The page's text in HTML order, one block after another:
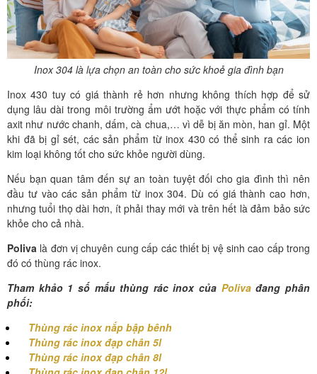
Inox 304 là lựa chọn an toàn cho sức khoẻ gia đình bạn
Inox 430 tuy có giá thành rẻ hơn nhưng không thích hợp để sử
dụng lâu dài trong môi trường ẩm ướt hoặc với thực phẩm có tính
axit như nước chanh, dấm, cà chua,… vì dễ bị ăn mòn, han gỉ. Một
khi đã bị gỉ sét, các sản phẩm từ inox 430 có thể sinh ra các ion
kim loại không tốt cho sức khỏe người dùng.
Nếu bạn quan tâm đến sự an toàn tuyệt đối cho gia đình thì nên
đầu tư vào các sản phẩm từ inox 304. Dù có giá thành cao hơn,
nhưng tuổi thọ dài hơn, ít phải thay mới và trên hết là đảm bảo sức
khỏe cho cả nhà.
Poliva là đơn vị chuyên cung cấp các thiết bị vệ sinh cao cấp trong
đó có thùng rác inox.
Tham khảo 1 số mấu thùng rác inox của Polivađang phân
phối:
Thùng rác inox nắp bập bênh
Thùng rác inox đạp chân 5l
Thùng rác inox đạp chân 8l